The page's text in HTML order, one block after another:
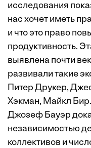
исследования
нас хочет иметь
и что это право
продуктивность.
выявлена почти
развивали такие
Питер Друкер,
Хэкман, Майкл
Джозеф Бауэр
независимостью
коллективов и